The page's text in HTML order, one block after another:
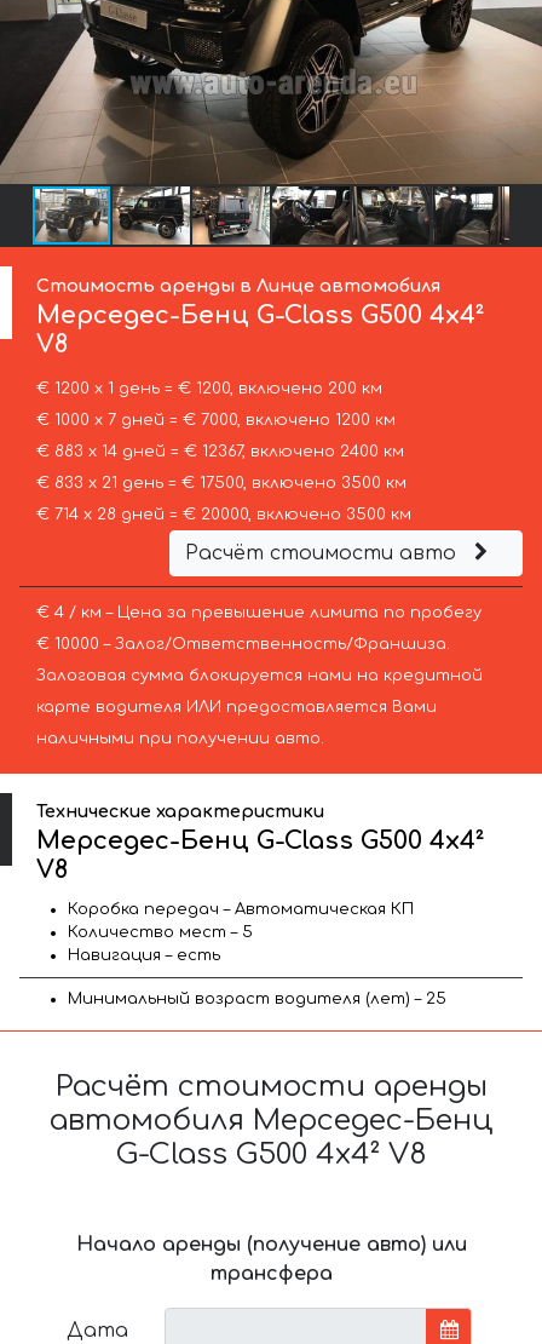
Стоимость аренды в Линце автомобиля
Мерседес-Бенц G-Class G500 4x4²
V8
€ 1200 х 1 день = € 1200, включено 200 км
€ 1000 х 7 дней = € 7000, включено 1200 км
€ 883 х 14 дней = € 12367, включено 2400 км
€ 833 х 21 день = € 17500, включено 3500 км
€ 714 х 28 дней = € 20000, включено 3500 км
Расчёт стоимости авто
€ 4 / км – Цена за превышение лимита по пробегу
€ 10000 – Залог/Ответственность/Франшиза.
Залоговая сумма блокируется нами на кредитной
карте водителя ИЛИ предоставляется Вами
наличными при получении авто.
Технические характеристики
Мерседес-Бенц G-Class G500 4x4²
V8
Коробка передач – Автоматическая КП
Количество мест – 5
Навигация – есть
Минимальный возраст водителя (лет) – 25
Расчёт стоимости аренды
автомобиля Мерседес-Бенц
G-Class G500 4x4² V8
Начало аренды (получение авто) или
трансфера
Дата